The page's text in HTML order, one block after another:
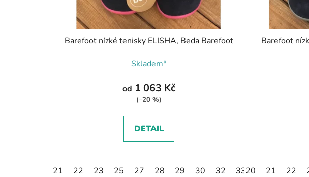
Barefoot nízké tenisky ELISHA, Beda Barefoot
Skladem*
od 1 063 Kč
(–20 %)
DETAIL
21 22 23 25 27 28 29 30 32 33
Barefoot
20 21 22